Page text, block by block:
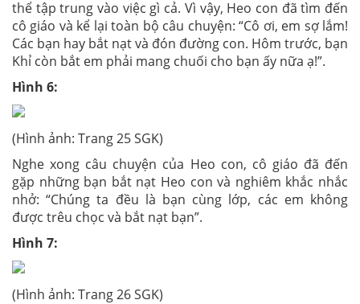
thể tập trung vào việc gì cả. Vì vậy, Heo con đã tìm đến
cô giáo và kể lại toàn bộ câu chuyện: “Cô ơi, em sợ lắm!
Các bạn hay bắt nạt và đón đường con. Hôm trước, bạn
Khỉ còn bắt em phải mang chuối cho bạn ấy nữa ạ!”.
Hình 6:
(Hình ảnh: Trang 25 SGK)
Nghe xong câu chuyện của Heo con, cô giáo đã đến
gặp những bạn bắt nạt Heo con và nghiêm khắc nhắc
nhở: “Chúng ta đều là bạn cùng lớp, các em không
được trêu chọc và bắt nạt bạn”.
Hình 7:
(Hình ảnh: Trang 26 SGK)